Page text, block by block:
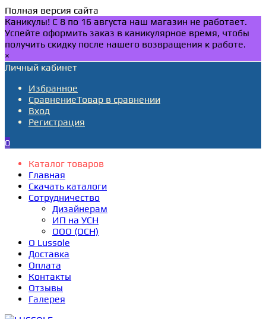
Полная версия сайта
Каникулы! С 8 по 16 августа наш магазин не работает.
Успейте оформить заказ в каникулярное время, чтобы
получить скидку после нашего возвращения к работе.
×
Личный кабинет
Избранное
СравнениеТовар в сравнении
Вход
Регистрация
0
Каталог товаров
Главная
Скачать каталоги
Сотрудничество
Дизайнерам
ИП на УСН
ООО (ОСН)
О Lussole
Доставка
Оплата
Контакты
Отзывы
Галерея